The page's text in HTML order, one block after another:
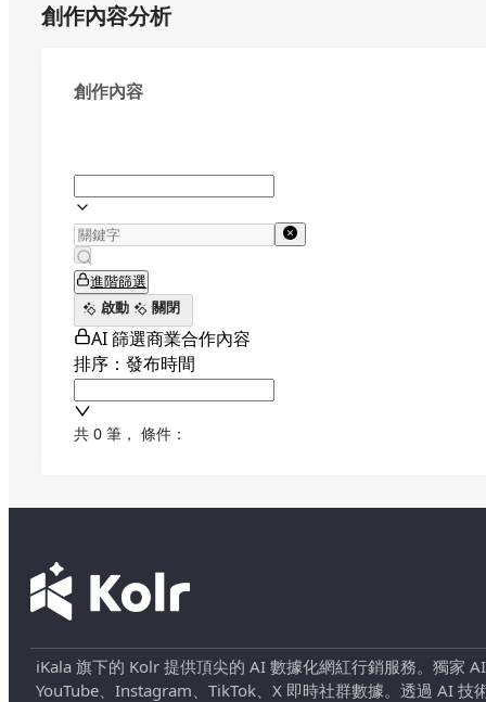
創作內容分析
創作內容
進階篩選
啟動
關閉
AI 篩選商業合作內容
排序：發布時間
共 0 筆 ， 條件：
iKala 旗下的 Kolr 提供頂尖的 AI 數據化網紅行銷服務。獨家
YouTube、Instagram、TikTok、X 即時社群數據。透過 AI